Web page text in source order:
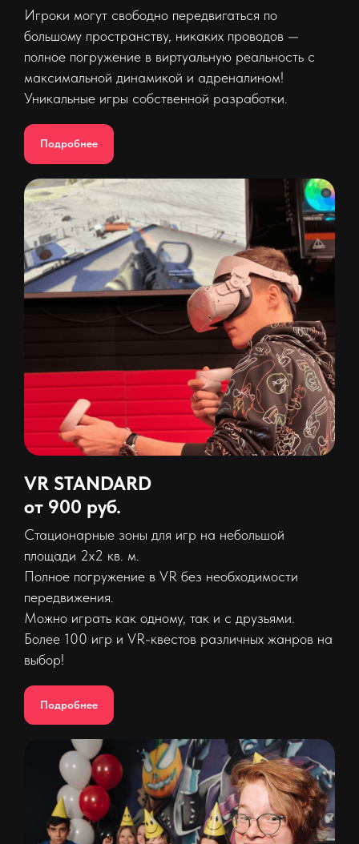
Игроки могут свободно передвигаться по
большому пространству, никаких проводов —
полное погружение в виртуальную реальность с
максимальной динамикой и адреналином!
Уникальные игры собственной разработки.
Подробнее
VR STANDARD
от 900 руб.
Стационарные зоны для игр на небольшой
площади 2х2 кв. м.
Полное погружение в VR без необходимости
передвижения.
Можно играть как одному, так и с друзьями.
Более 100 игр и VR-квестов различных жанров на
выбор!
Подробнее